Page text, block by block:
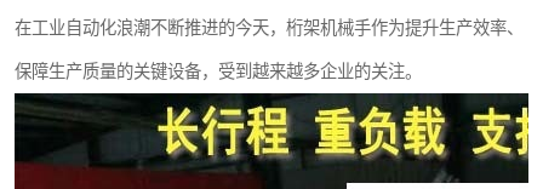
在工业自动化浪潮不断推进的今天，桁架机械手作为提升生产效率、
保障生产质量的关键设备，受到越来越多企业的关注。